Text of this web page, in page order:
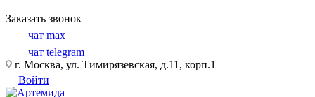
Заказать звонок
чат max
чат telegram
г. Москва, ул. Тимирязевская, д.11, корп.1
Войти